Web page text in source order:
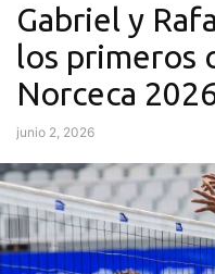
Gabriel y
los primeros
Norceca
junio 2, 2026